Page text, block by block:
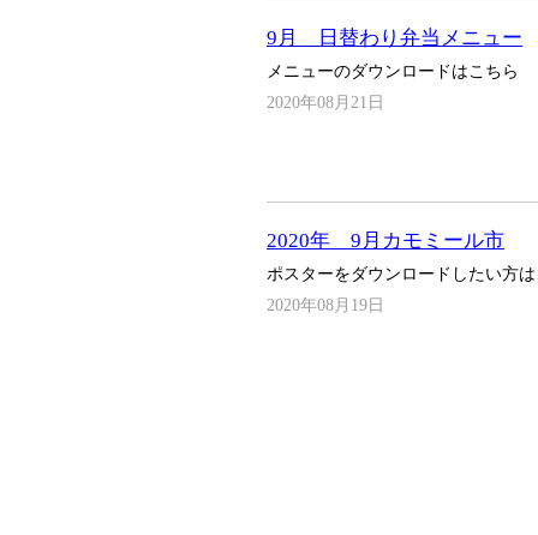
9月 日替わり弁当メニュー
メニューのダウンロードはこちら
2020年08月21日
2020年 9月カモミール市
ポスターをダウンロードしたい方
2020年08月19日